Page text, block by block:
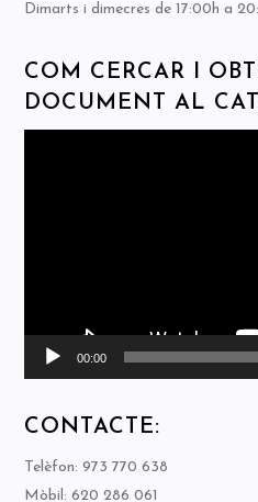
Dimarts i dimecres de 17:00h a
COM CERCAR I
DOCUMENT AL
00:00
CONTACTE:
Telèfon: 973 770 638
Mòbil: 620 286 061